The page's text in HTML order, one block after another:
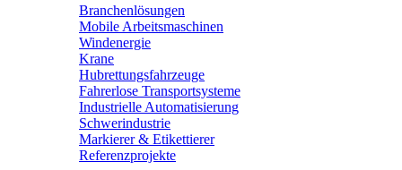
Branchenlösungen
Mobile Arbeitsmaschinen
Windenergie
Krane
Hubrettungsfahrzeuge
Fahrerlose Transportsysteme
Industrielle Automatisierung
Schwerindustrie
Markierer & Etikettierer
Referenzprojekte